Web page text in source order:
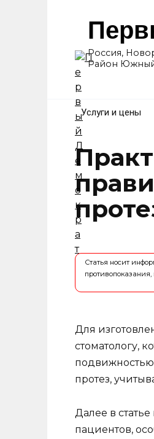
Россия,
Район
Услуги и цены
Статья носит
Для
стоматологу,
протез,
Далее в
пациентов,